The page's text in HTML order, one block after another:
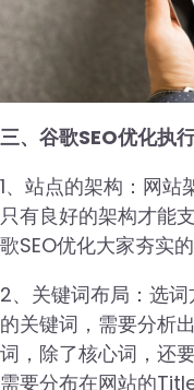
三、谷歌SEO优化执
1、站点的架构：网站
只有良好的架构才能
歌SEO优化大家夯实的
2、关键词布局：选
的关键词，需要分析
词，除了核心词，还
需要分布在网站的